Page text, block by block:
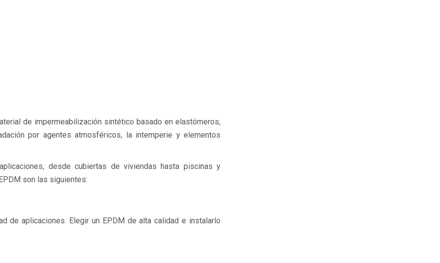
de impermeabilización sintético basado en elastómeros,
por agentes atmosféricos, la intemperie y elementos
desde cubiertas de viviendas hasta piscinas y
son las siguientes:
de aplicaciones. Elegir un EPDM de alta calidad e instalarlo